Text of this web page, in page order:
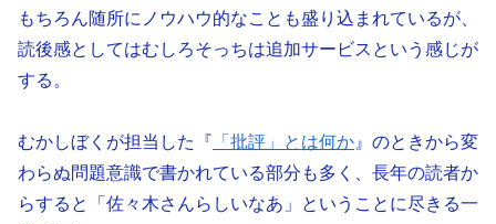
もちろん随所にノウハウ的なことも盛り込まれているが、
読後感としてはむしろそっちは追加サービスという感じが
する。
むかしぼくが担当した『 「批評」とは何か』のときから変
わらぬ問題意識で書かれている部分も多く、長年の読者か
らすると「佐々木さんらしいなあ」ということに尽きる一